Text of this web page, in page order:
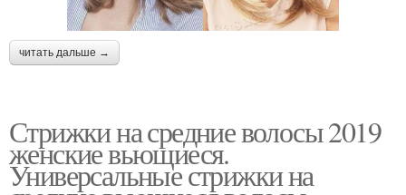
читать дальше →
Стрижки на средние волосы 2019
женские вьющиеся.
Универсальные стрижки на